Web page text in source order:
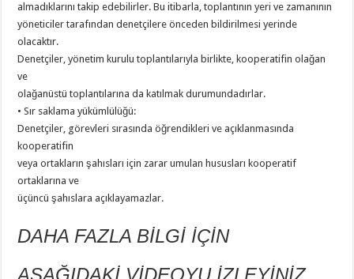
almadıklarını takip edebilirler. Bu itibarla, toplantının yeri ve zamanının
yöneticiler tarafından denetçilere önceden bildirilmesi yerinde
olacaktır.
Denetçiler, yönetim kurulu toplantılarıyla birlikte, kooperatifin olağan
ve
olağanüstü toplantılarına da katılmak durumundadırlar.
• Sır saklama yükümlülüğü:
Denetçiler, görevleri sırasında öğrendikleri ve açıklanmasında
kooperatifin
veya ortakların şahısları için zarar umulan hususları kooperatif
ortaklarına ve
üçüncü şahıslara açıklayamazlar.
DAHA FAZLA BİLGİ İÇİN
AŞAĞIDAKİ VİDEOYU İZLEYİNİZ